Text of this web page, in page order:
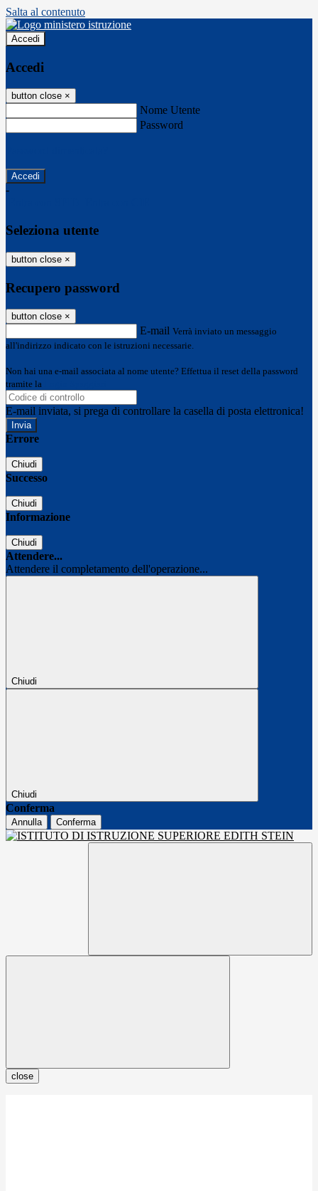
Salta al contenuto
Accedi
Accedi
button close ×
Nome Utente
Password
-
Seleziona utente
button close ×
Recupero password
button close ×
E-mail Verrà inviato un messaggio
all'indirizzo indicato con le istruzioni necessarie.
Non hai una e-mail associata al nome utente? Effettua il reset della password
tramite la
E-mail inviata, si prega di controllare la casella di posta elettronica!
Errore
Chiudi
Successo
Chiudi
Informazione
Chiudi
Attendere...
Attendere il completamento dell'operazione...
Chiudi
Chiudi
Conferma
Annulla Conferma
close